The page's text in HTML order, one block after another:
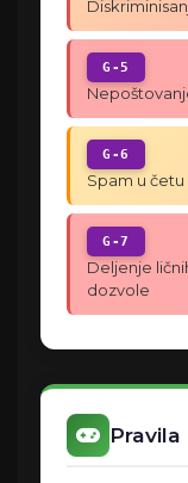
G-5
G-6
Spam u
G-7
Deljenje
dozvole
Pravila